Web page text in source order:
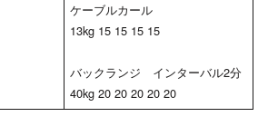
ケーブルカール
13kg 15 15 15 15
バックランジ インターバル2分
40kg 20 20 20 20 20